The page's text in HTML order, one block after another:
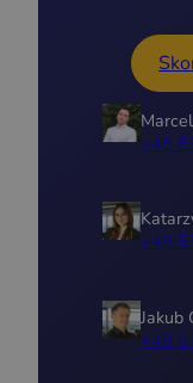
+48
+48
Jakub
+48